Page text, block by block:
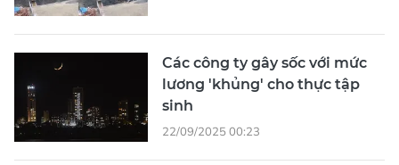
Các công ty gây sốc với mức
lương 'khủng' cho thực tập
sinh
22/09/2025 00:23